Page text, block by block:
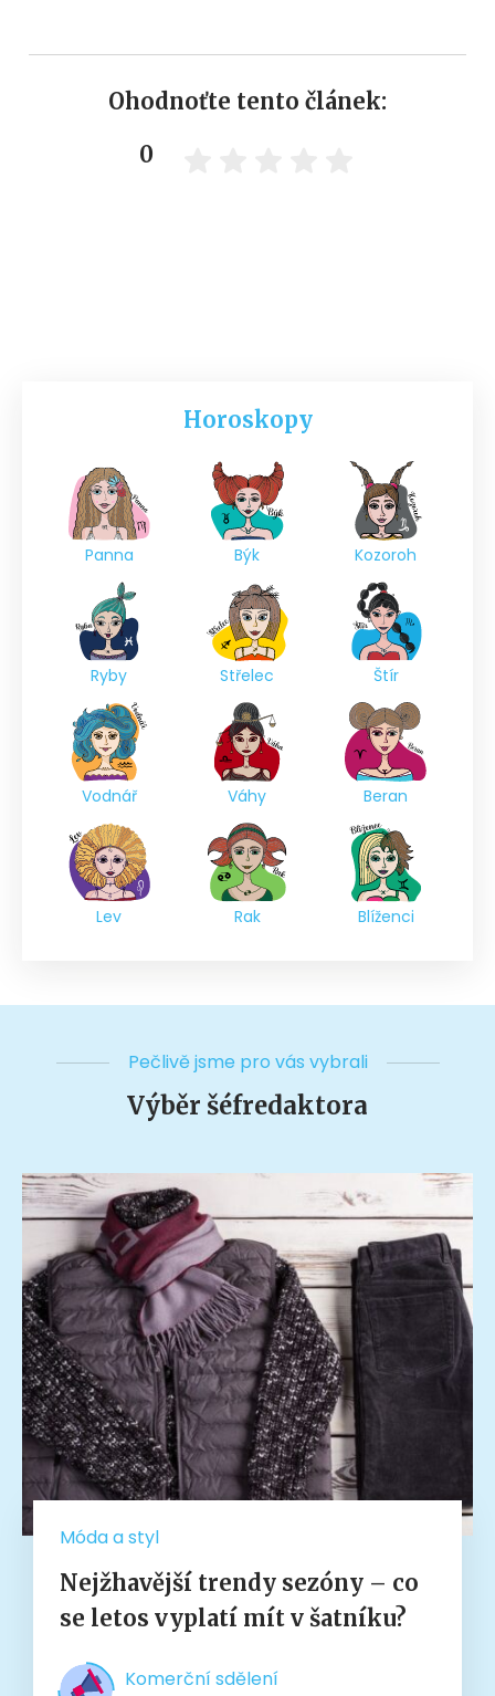
Ohodnoťte tento článek:
0
Horoskopy
Panna Býk Kozoroh
Ryby Střelec Štír
Vodnář Váhy Beran
Lev Rak Blíženci
Pečlivě jsme pro vás vybrali
Výběr šéfredaktora
Móda a styl
Nejžhavější trendy sezóny – co
se letos vyplatí mít v šatníku?
Komerční sdělení